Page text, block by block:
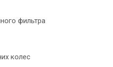
фильтра
колес